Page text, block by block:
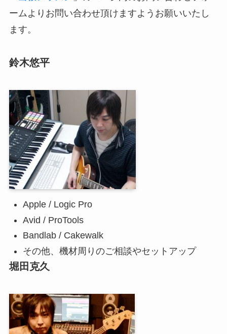
ームよりお問い合わせ頂けますようお願いいたし
ます。
鈴木悠平
Apple / Logic Pro
Avid / ProTools
Bandlab / Cakewalk
その他、機材周りのご相談やセットアップ
堀田克久